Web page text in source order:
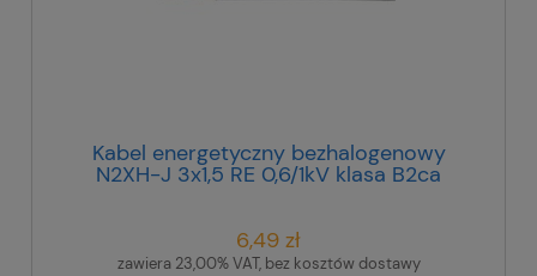
Kabel energetyczny bezhalogenowy
N2XH-J 3x1,5 RE 0,6/1kV klasa B2ca
6,49 zł
zawiera 23,00% VAT, bez kosztów dostawy